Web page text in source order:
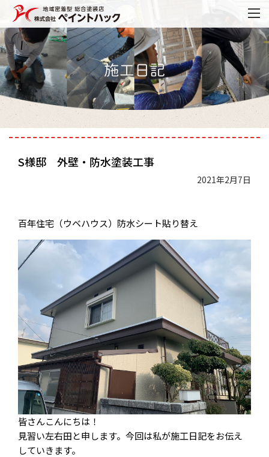
S様邸 外壁・防水塗装工事
2021年2月7日
百年住宅（ウベハウス）防水シート貼り替え
皆さんこんにちは！
見習い左右田と申します。今回は私が施工日記をお伝え
していきます。